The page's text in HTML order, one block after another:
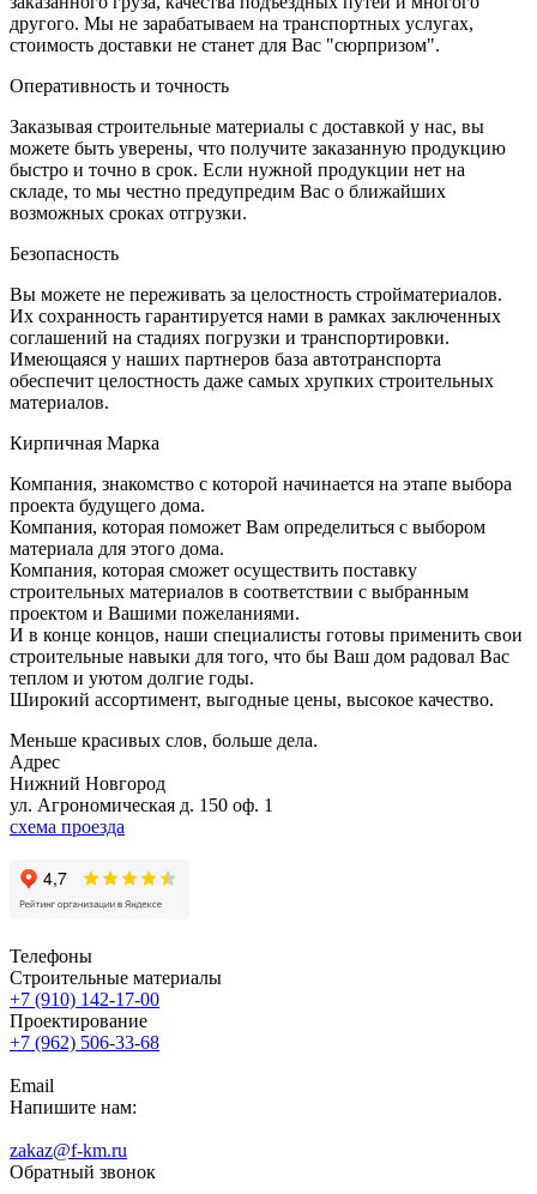
другого. Мы не зарабатываем на транспортных услугах,
стоимость доставки не станет для Вас "сюрпризом".
Оперативность и точность
Заказывая строительные материалы с доставкой у нас, вы
можете быть уверены, что получите заказанную продукцию
быстро и точно в срок. Если нужной продукции нет на
складе, то мы честно предупредим Вас о ближайших
возможных сроках отгрузки.
Безопасность
Вы можете не переживать за целостность стройматериалов.
Их сохранность гарантируется нами в рамках заключенных
соглашений на стадиях погрузки и транспортировки.
Имеющаяся у наших партнеров база автотранспорта
обеспечит целостность даже самых хрупких строительных
материалов.
Кирпичная Марка
Компания, знакомство с которой начинается на этапе выбора
проекта будущего дома.
Компания, которая поможет Вам определиться с выбором
материала для этого дома.
Компания, которая сможет осуществить поставку
строительных материалов в соответствии с выбранным
проектом и Вашими пожеланиями.
И в конце концов, наши специалисты готовы применить свои
строительные навыки для того, что бы Ваш дом радовал Вас
теплом и уютом долгие годы.
Широкий ассортимент, выгодные цены, высокое качество.
Меньше красивых слов, больше дела.
Адрес
Нижний Новгород
ул. Агрономическая д. 150 оф. 1
схема проезда
Телефоны
Строительные материалы
+7 (910) 142-17-00
Проектирование
+7 (962) 506-33-68
Email
Напишите нам:
zakaz@f-km.ru
Обратный звонок